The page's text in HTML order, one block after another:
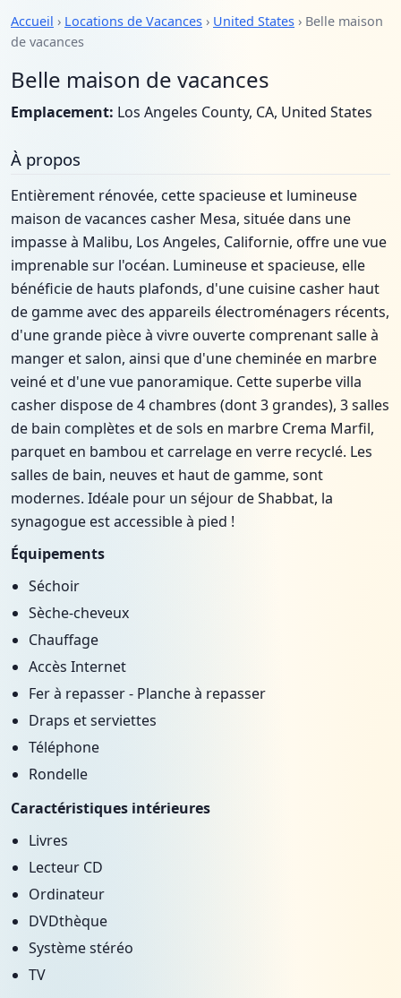
Accueil › Locations de Vacances › United States › Belle maison
de vacances
Belle maison de vacances
Emplacement: Los Angeles County, CA, United States
À propos
Entièrement rénovée, cette spacieuse et lumineuse
maison de vacances casher Mesa, située dans une
impasse à Malibu, Los Angeles, Californie, offre une vue
imprenable sur l'océan. Lumineuse et spacieuse, elle
bénéficie de hauts plafonds, d'une cuisine casher haut
de gamme avec des appareils électroménagers récents,
d'une grande pièce à vivre ouverte comprenant salle à
manger et salon, ainsi que d'une cheminée en marbre
veiné et d'une vue panoramique. Cette superbe villa
casher dispose de 4 chambres (dont 3 grandes), 3 salles
de bain complètes et de sols en marbre Crema Marfil,
parquet en bambou et carrelage en verre recyclé. Les
salles de bain, neuves et haut de gamme, sont
modernes. Idéale pour un séjour de Shabbat, la
synagogue est accessible à pied !
Équipements
Séchoir
Sèche-cheveux
Chauffage
Accès Internet
Fer à repasser - Planche à repasser
Draps et serviettes
Téléphone
Rondelle
Caractéristiques intérieures
Livres
Lecteur CD
Ordinateur
DVDthèque
Système stéréo
TV